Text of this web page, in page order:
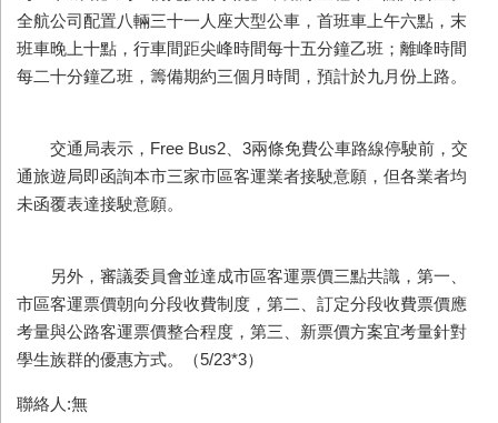
全航公司配置八輛三十一人座大型公車，首班車上午六點，末
班車晚上十點，行車間距尖峰時間每十五分鐘乙班；離峰時間
每二十分鐘乙班，籌備期約三個月時間，預計於九月份上路。
交通局表示，Free Bus2、3兩條免費公車路線停駛前，交
通旅遊局即函詢本市三家市區客運業者接駛意願，但各業者均
未函覆表達接駛意願。
另外，審議委員會並達成市區客運票價三點共識，第一、
市區客運票價朝向分段收費制度，第二、訂定分段收費票價應
考量與公路客運票價整合程度，第三、新票價方案宜考量針對
學生族群的優惠方式。（5/23*3）
聯絡人:無